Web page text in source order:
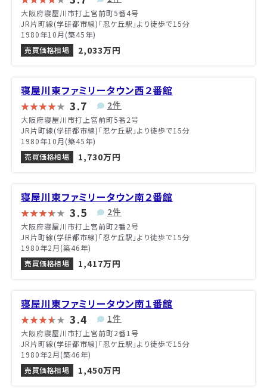
大阪府寝屋川市打上宮前町5番4号
JR片町線(学研都市線)「忍ケ丘駅」より徒歩で15分
1980年10月(築45年)
売買価格相場
2,033万円
寝屋川東ファミリータウン西２番館
3.7 2件
大阪府寝屋川市打上宮前町5番2号
JR片町線(学研都市線)「忍ケ丘駅」より徒歩で15分
1980年10月(築45年)
売買価格相場
1,730万円
寝屋川東ファミリータウン南２番館
3.5 2件
大阪府寝屋川市打上宮前町2番2号
JR片町線(学研都市線)「忍ケ丘駅」より徒歩で15分
1980年2月(築46年)
売買価格相場
1,417万円
寝屋川東ファミリータウン南１番館
3.4 1件
大阪府寝屋川市打上宮前町2番1号
JR片町線(学研都市線)「忍ケ丘駅」より徒歩で15分
1980年2月(築46年)
売買価格相場
1,450万円